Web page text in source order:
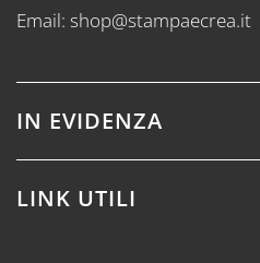
Email: shop@stampaecrea.it
IN EVIDENZA
LINK UTILI